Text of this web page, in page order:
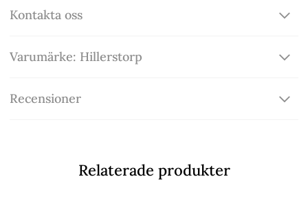
Kontakta oss
Varumärke: Hillerstorp
Recensioner
Relaterade produkter